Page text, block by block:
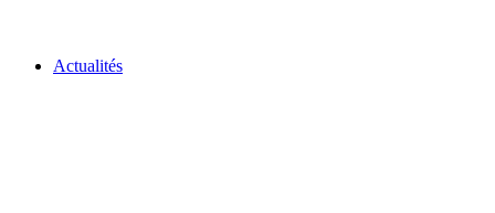
Actualités